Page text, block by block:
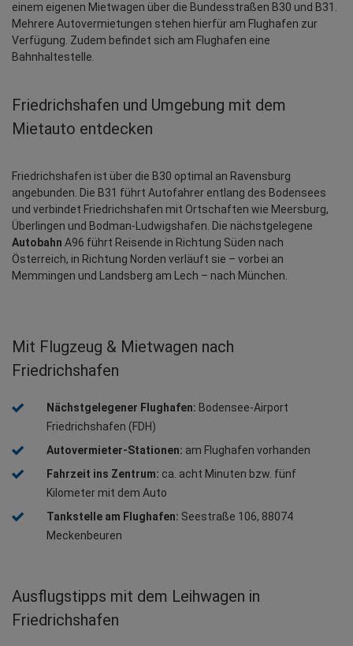
einem eigenen Mietwagen über die Bundesstraßen B30 und B31.
Mehrere Autovermietungen stehen hierfür am Flughafen zur
Verfügung. Zudem befindet sich am Flughafen eine
Bahnhaltestelle.
Friedrichshafen und Umgebung mit dem
Mietauto entdecken
Friedrichshafen ist über die B30 optimal an Ravensburg
angebunden. Die B31 führt Autofahrer entlang des Bodensees
und verbindet Friedrichshafen mit Ortschaften wie Meersburg,
Autobahn A96 führt Reisende in Richtung Süden nach
Österreich, in Richtung Norden verläuft sie – vorbei an
Memmingen und Landsberg am Lech – nach München.
Mit Flugzeug & Mietwagen nach
Friedrichshafen
Nächstgelegener Flughafen: Bodensee-Airport
Friedrichshafen (FDH)
Autovermieter-Stationen: am Flughafen vorhanden
Fahrzeit ins Zentrum: ca. acht Minuten bzw. fünf
Kilometer mit dem Auto
Tankstelle am Flughafen: Seestraße 106, 88074
Meckenbeuren
Ausflugstipps mit dem Leihwagen in
Friedrichshafen